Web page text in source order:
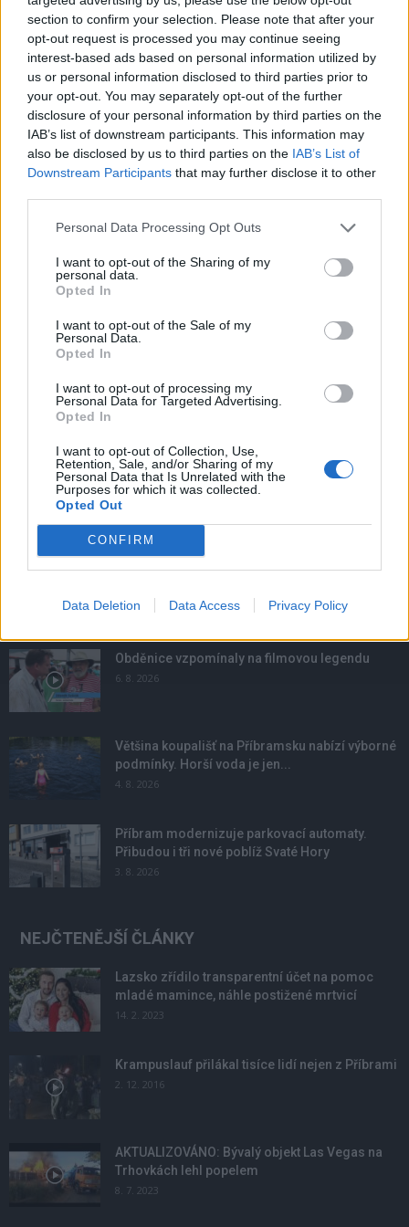
section to confirm your selection. Please note that after your
opt-out request is processed you may continue seeing
interest-based ads based on personal information utilized by
us or personal information disclosed to third parties prior to
your opt-out. You may separately opt-out of the further
disclosure of your personal information by third parties on the
IAB’s list of downstream participants. This information may
also be disclosed by us to third parties on the IAB’s List of
Downstream Participants that may further disclose it to other
Personal Data Processing Opt Outs
I want to opt-out of the Sharing of my
personal data.
Opted In
I want to opt-out of the Sale of my
Personal Data.
Opted In
I want to opt-out of processing my
Personal Data for Targeted Advertising.
Opted In
I want to opt-out of Collection, Use,
Retention, Sale, and/or Sharing of my
Personal Data that Is Unrelated with the
Purposes for which it was collected.
Opted Out
CONFIRM
Data Deletion Data Access Privacy Policy
Zpravodajství
Většina koupališť na Příbramsku nabízí
výborné podmínky. Horší voda je jen na
Živohošti
Zpravodajství
Příbram modernizuje parkovací automaty.
Přibudou i tři nové poblíž Svaté Hory
Zpravodajství
Středočeský kraj upravil pravidla soutěže.
vzniku odpadu
Obděnice vzpomínaly na filmovou legendu
6. 8. 2026
Většina koupališť na Příbramsku nabízí výborné
podmínky. Horší voda je jen...
4. 8. 2026
Příbram modernizuje parkovací automaty.
Přibudou i tři nové poblíž Svaté Hory
3. 8. 2026
NEJČTENĚJŠÍ ČLÁNKY
Lazsko zřídilo transparentní účet na pomoc
mladé mamince, náhle postižené mrtvicí
14. 2. 2023
Krampuslauf přilákal tisíce lidí nejen z Příbrami
2. 12. 2016
AKTUALIZOVÁNO: Bývalý objekt Las Vegas na
Trhovkách lehl popelem
8. 7. 2023